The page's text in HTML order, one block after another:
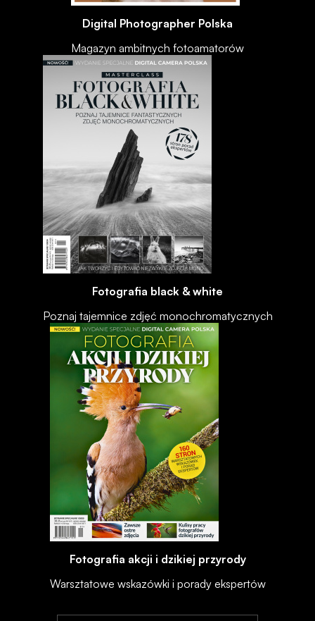
Digital Photographer Polska
Magazyn ambitnych fotoamatorów
Fotografia black & white
Poznaj tajemnice zdjęć monochromatycznych
Fotografia akcji i dzikiej przyrody
Warsztatowe wskazówki i porady ekspertów